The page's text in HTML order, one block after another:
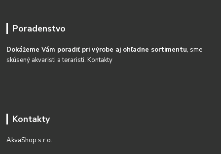
Poradenstvo
Dokážeme Vám poradiť pri výrobe aj ohľadne sortimentu, sme
skúsený akvaristi a teraristi.Kontakty
Kontakty
AkvaShop s.r.o.